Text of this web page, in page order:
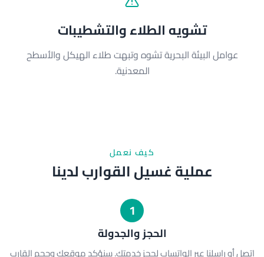
تشويه الطلاء والتشطيبات
عوامل البيئة البحرية تشوه وتبهت طلاء الهيكل والأسطح
المعدنية.
كيف نعمل
عملية غسيل القوارب لدينا
1
الحجز والجدولة
اتصل أو راسلنا عبر الواتساب لحجز خدمتك. سنؤكد موقعك وحجم القارب